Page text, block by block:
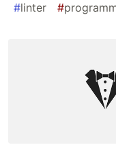
#linter #